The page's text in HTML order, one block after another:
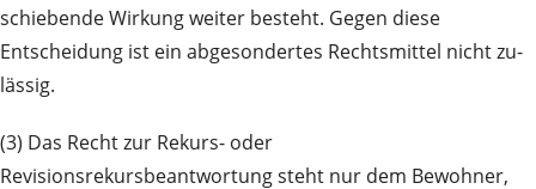
schiebende Wirkung weiter besteht. Gegen diese
Entscheidung ist ein abgesondertes Rechts­mittel nicht zu­
lässig.
(3) Das Recht zur Rekurs- oder
Revisionsrekursbeantwortung steht nur dem Bewohner,